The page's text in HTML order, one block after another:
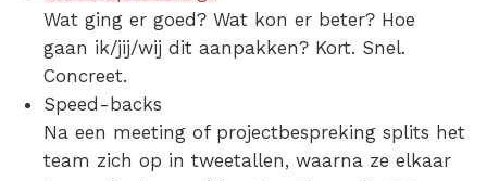
Wat ging er goed? Wat kon er beter? Hoe
gaan ik/jij/wij dit aanpakken? Kort. Snel.
Concreet.
Speed-backs
Na een meeting of projectbespreking splits het
team zich op in tweetallen, waarna ze elkaar